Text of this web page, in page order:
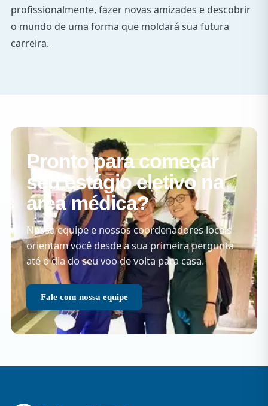
profissionalmente, fazer novas amizades e descobrir
o mundo de uma forma que moldará sua futura
carreira.
Pronto para começar
seu estágio eletivo na
área médica?
Nossa equipe e nossos coordenadores locais
orientam você desde a sua primeira pergunta
até o dia do seu voo de volta para casa.
Fale com nossa equipe